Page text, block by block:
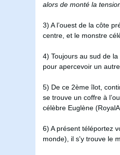
alors de monté la
3) A l’ouest de la côte
centre, et le monstre
4) Toujours au sud de
pour apercevoir un
5) De ce 2ème îlot,
se trouve un coffre à
célèbre Euglène
6) A présent téléportez
monde), il s'y trouve le